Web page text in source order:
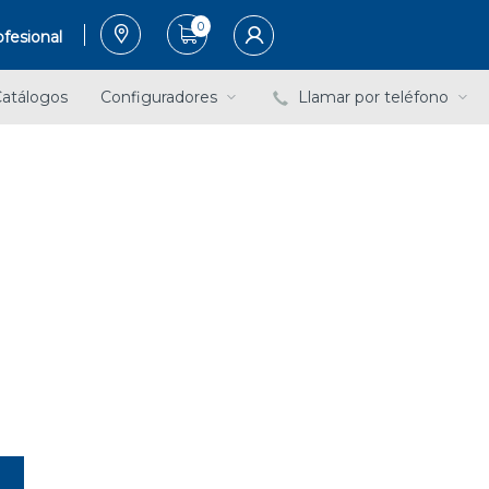
0
Configuradores Llamar por teléfono